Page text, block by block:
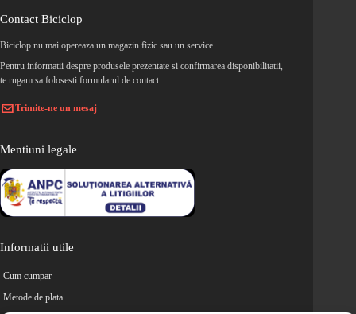
Contact Biciclop
Biciclop nu mai opereaza un magazin fizic sau un service.
Pentru informatii despre produsele prezentate si confirmarea disponibilitatii,
te rugam sa folosesti formularul de contact.
Trimite-ne un mesaj
Mentiuni legale
Informatii utile
Cum cumpar
Metode de plata